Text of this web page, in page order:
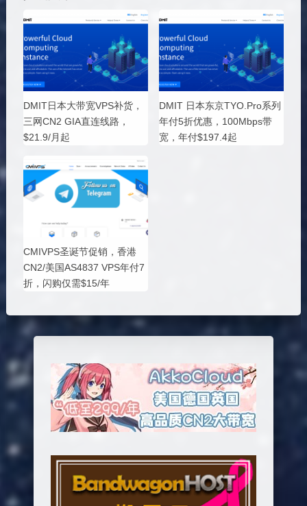
DMIT日本大带宽VPS补货，
三网CN2 GIA直连线路，
$21.9/月起
DMIT 日本东京TYO.Pro系列
年付5折优惠，100Mbps带
宽，年付$197.4起
CMIVPS圣诞节促销，香港
CN2/美国AS4837 VPS年付7
折，闪购仅需$15/年